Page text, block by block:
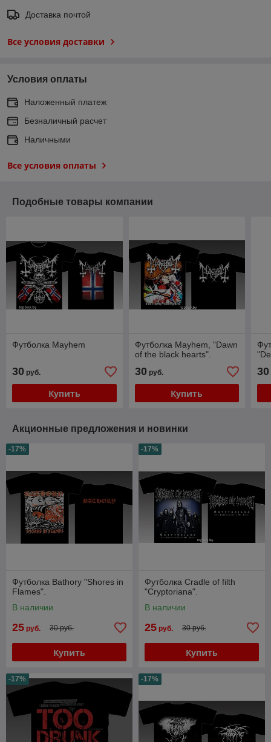
Доставка почтой
Все условия доставки
Условия оплаты
Наложенный платеж
Безналичный расчет
Наличными
Все условия оплаты
Подобные товары компании
Футболка Mayhem
30 руб.
Купить
Футболка Mayhem, "Dawn
of the black hearts".
30руб.
Купить
30
Акционные предложения и новинки
-17%
Футболка Bathory "Shores in
Flames".
В наличии
25 руб. 30 руб.
Купить
-17%
Футболка Cradle of filth
"Cryptoriana".
В наличии
25 руб. 30 руб.
Купить
-17% -17%